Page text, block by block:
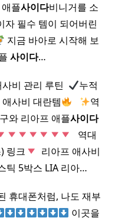
플사이다비니거를 소
자 필수 템이 되어버린
지금 바아로 시작해 보
사이다…
비 관리 루틴
누적
사비 대란템
역
와 리아프 애플사이다
​ ​ 역대
링크
​ 리아프 애사비
틱 5박스 LIA 리아…
휴대폰처럼, 나도 재부
이곳을